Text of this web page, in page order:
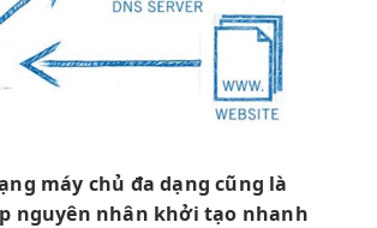
máy chủ đa dạng cũng là
nguyên nhân khởi tạo nhanh